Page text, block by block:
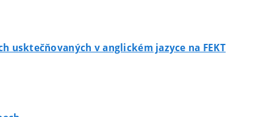
v anglickém jazyce na FEKT